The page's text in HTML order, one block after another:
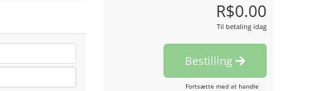
R$0.00
Til betaling idag
Bestilling
Fortsætte med at handle